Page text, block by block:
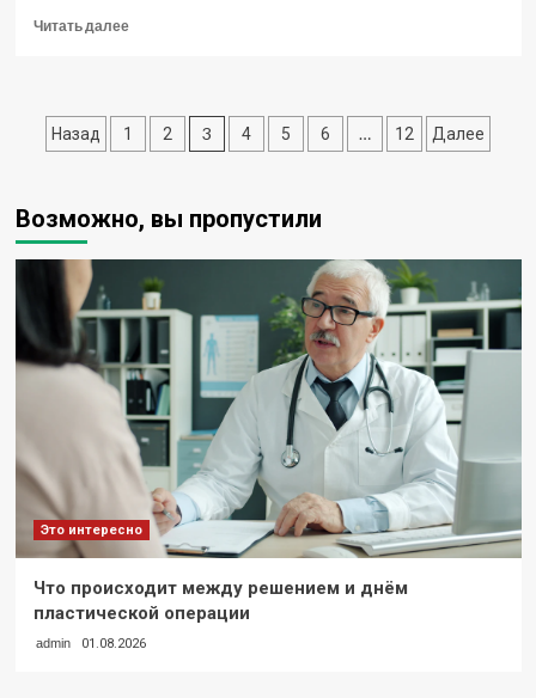
Читать далееПрочитать
обращения
в
Я»
Пагинация
Назад 1 2 3 4 5 6 … 12 Далее
Возможно, вы пропустили
Это интересно
Что происходит между решением и днём
пластической операции
admin 01.08.2026